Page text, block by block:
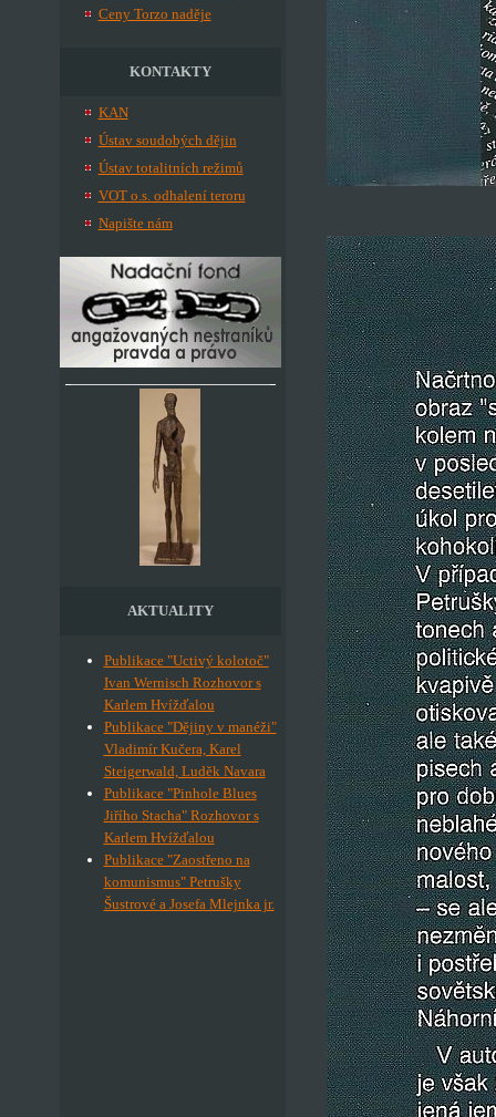
Ceny Torzo naděje
KONTAKTY
KAN
Ústav soudobých dějin
Ústav totalitních režimů
VOT o.s. odhalení teroru
Napište nám
AKTUALITY
Publikace "Uctivý kolotoč"
Ivan Wernisch Rozhovor s
Karlem Hvížďalou
Publikace "Dějiny v manéži"
Vladimír Kučera, Karel
Steigerwald, Luděk Navara
Publikace "Pinhole Blues
Jiřího Stacha" Rozhovor s
Karlem Hvížďalou
Publikace "Zaostřeno na
komunismus" Petrušky
Šustrové a Josefa Mlejnka jr.